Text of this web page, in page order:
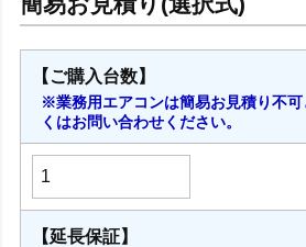
【ご購入台数】
※業務用エアコンは簡易お見積り不
くはお問い合わせください。
【延長保証】